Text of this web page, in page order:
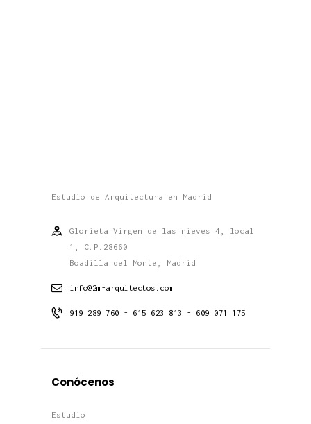
Estudio de Arquitectura en Madrid
Glorieta Virgen de las nieves 4, local
1, C.P.28660
Boadilla del Monte, Madrid
info@2m-arquitectos.com
919 289 760 - 615 623 813 - 609 071 175
Conócenos
Estudio